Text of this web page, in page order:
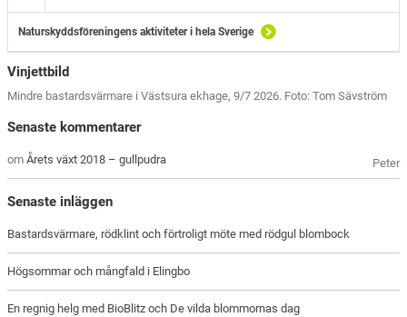
Naturskyddsföreningens aktiviteter i hela Sverige
Vinjettbild
Mindre bastardsvärmare i Västsura ekhage, 9/7 2026. Foto: Tom Sävström
Senaste kommentarer
Peter
omÅrets växt 2018 – gullpudra
Senaste inläggen
Bastardsvärmare, rödklint och förtroligt möte med rödgul blombock
Högsommar och mångfald i Elingbo
En regnig helg med BioBlitz och De vilda blommornas dag